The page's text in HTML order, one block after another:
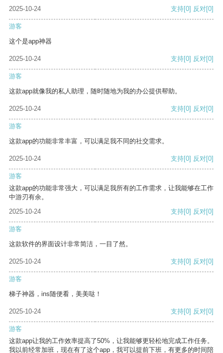
2025-10-24 支持[0] 反对[0]
游客
这个是app神器
2025-10-24 支持[0] 反对[0]
游客
这款app就像我的私人助理，随时随地为我的办公提供帮助。
2025-10-24 支持[0] 反对[0]
游客
这款app的功能非常丰富，可以满足我不同的社交需求。
2025-10-24 支持[0] 反对[0]
游客
这款app的功能非常强大，可以满足我所有的工作需求，让我能够在工作
中游刃有余。
2025-10-24
支持[0] 反对[0]
游客
这款软件的界面设计非常简洁，一目了然。
2025-10-24 支持[0] 反对[0]
游客
梯子神器，ins随便看，美美哒！
2025-10-24 支持[0] 反对[0]
游客
这款app让我的工作效率提高了50%，让我能够更轻松地完成工作任务。
我以前经常加班，现在有了这个app，我可以提前下班，有更多的时间陪